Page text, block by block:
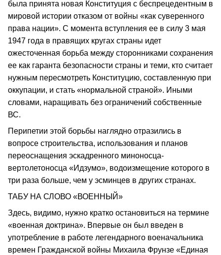
была принята новая Конституция с беспрецедентным в
мировой истории отказом от войны «как суверенного
права нации». С момента вступления ее в силу 3 мая
1947 года в правящих кругах страны идет
ожесточенная борьба между сторонниками сохранения
ее как гаранта безопасности страны и теми, кто считает
нужным пересмотреть Конституцию, составленную при
оккупации, и стать «нормальной страной». Иными
словами, наращивать без ограничений собственные
ВС.
Перипетии этой борьбы наглядно отразились в
вопросе строительства, использования и планов
переоснащения эскадренного миноносца-
вертолетоносца «Идзумо», водоизмещение которого в
три раза больше, чем у эсминцев в других странах.
ТАБУ НА СЛОВО «ВОЕННЫЙ»
Здесь, видимо, нужно кратко остановиться на термине
«военная доктрина». Впервые он был введен в
употребление в работе легендарного военачальника
времен Гражданской войны Михаила Фрунзе «Единая